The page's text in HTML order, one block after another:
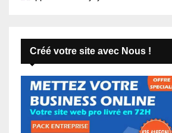
Créé votre site avec Nous !